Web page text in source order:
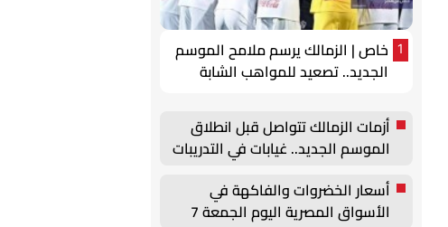
1
خاص | الزمالك يرسم ملامح الموسم
الجديد.. تصعيد للمواهب الشابة
أزمات الزمالك تتواصل قبل انطلاق
الموسم الجديد.. غيابات في التدريبات
أسعار الخضروات والفاكهة في
الأسواق المصرية اليوم الجمعة 7